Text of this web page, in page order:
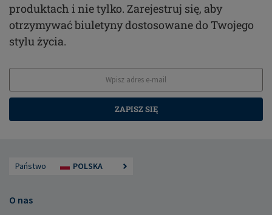
produktach i nie tylko. Zarejestruj się, aby
otrzymywać biuletyny dostosowane do Twojego
stylu życia.
ZAPISZ SIĘ
Państwo POLSKA
O nas